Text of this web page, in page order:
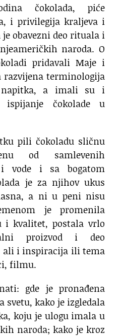
čokolada, piće
i privilegija kraljeva i
obavezni deo rituala i
naroda. O
pridavali Maje i
razvijena terminologija
napitka, a imali su i
ispijanje čokolade u
pili čokoladu sličnu
od samlevenih
i vode i sa bogatom
je za njihov ukus
a ni u peni nisu
je promenila
i kvalitet, postala vrlo
proizvod i deo
ali i inspiracija ili tema
filmu.
gde je pronađena
svetu, kako je izgledala
koju je ulogu imala u
naroda; kako je kroz